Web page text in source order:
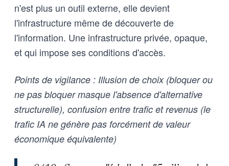
n'est plus un outil externe, elle devient
l'infrastructure même de découverte de
l'information. Une infrastructure privée, opaque,
et qui impose ses conditions d'accès.
Points de vigilance : Illusion de choix (bloquer ou
ne pas bloquer masque l'absence d'alternative
structurelle), confusion entre trafic et revenus (le
trafic IA ne génère pas forcément de valeur
économique équivalente)